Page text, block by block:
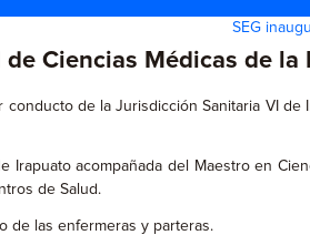
SEG
Ciencias Médicas de la
conducto de la Jurisdicción Sanitaria VI
acompañada del Maestro en
de Salud.
de las enfermeras y parteras.